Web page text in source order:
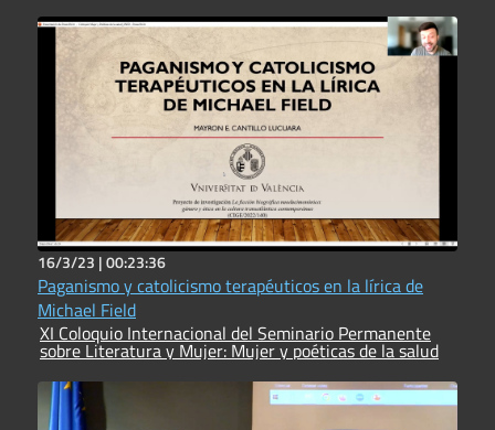
16/3/23 |00:23:36
Paganismo y catolicismo terapéuticos en la lírica de
Michael Field
XI Coloquio Internacional del Seminario Permanente
sobre Literatura y Mujer: Mujer y poéticas de la salud